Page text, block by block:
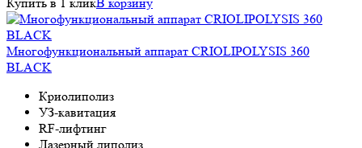
Многофункциональный аппарат CRIOLIPOLYSIS 360
BLAСK
Криолиполиз
УЗ-кавитация
RF-лифтинг
Лазерный липолиз